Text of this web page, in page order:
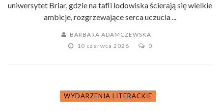
uniwersytet Briar, gdzie na tafli lodowiska ścierają się wielkie
ambicje, rozgrzewające serca uczucia ...
BARBARA ADAMCZEWSKA
10 czerwca 2026
0
WYDARZENIA LITERACKIE